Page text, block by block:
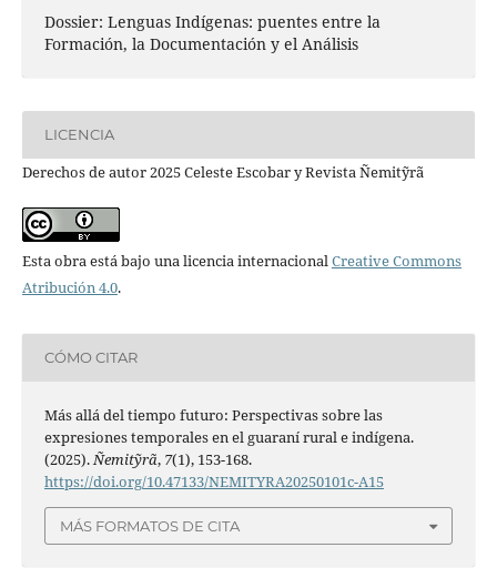
Dossier: Lenguas Indígenas: puentes entre la
Formación, la Documentación y el Análisis
LICENCIA
Derechos de autor 2025 Celeste Escobar y Revista Ñemitỹrã
Esta obra está bajo una licencia internacional Creative Commons
Atribución 4.0.
CÓMO CITAR
Más allá del tiempo futuro: Perspectivas sobre las
expresiones temporales en el guaraní rural e indígena.
(2025).Ñemitỹrã, 7(1), 153-168.
https://doi.org/10.47133/NEMITYRA20250101c-A15
MÁS FORMATOS DE CITA